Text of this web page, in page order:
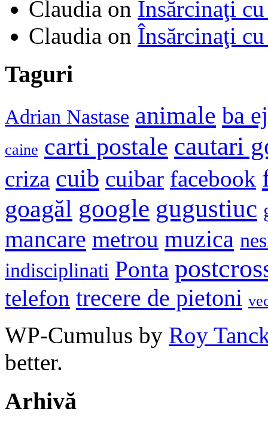
Claudia on Însărcinaţi
Claudia on Însărcinaţi
Taguri
Adrian Nastase animale ba
caine carti postale cautari
criza cuib cuibar facebook
goagăl google gugustiuc
mancare metrou muzica
indisciplinati Ponta
telefon trecere de pietoni
WP-Cumulus by Roy
better.
Arhivă